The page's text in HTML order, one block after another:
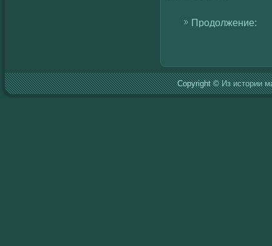
Продолжение:
Copyright ©Из истории